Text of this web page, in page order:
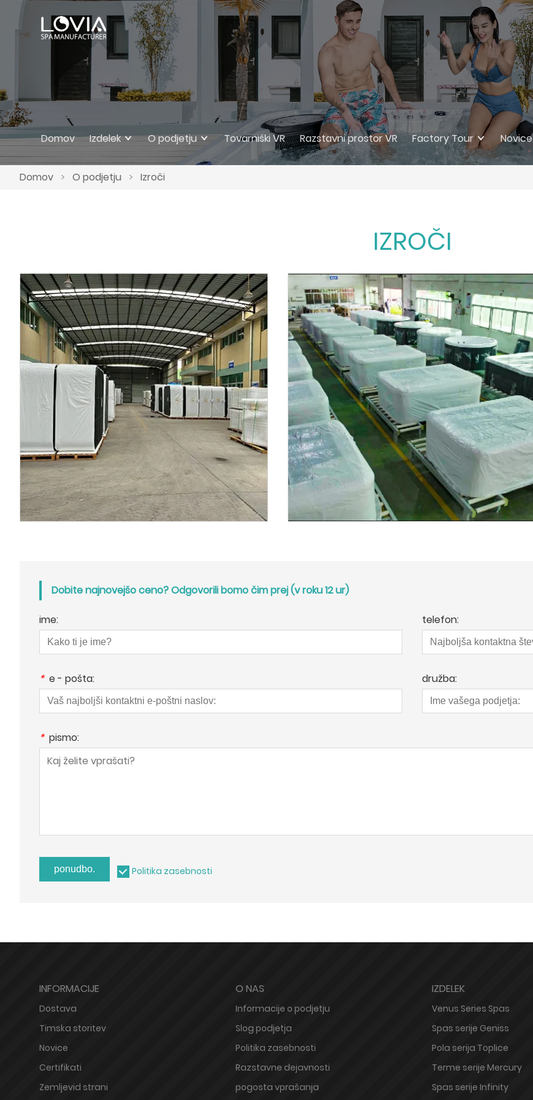
Domov Izdelek O podjetju Tovarniški VR Razstavni prostor VR Factory Tour Novice
Domov > O podjetju > Izroči
IZROČI
Dobite najnovejšo ceno? Odgovorili bomo čim prej (v roku 12 ur)
ime: telefon:
* e - pošta: družba:
* pismo:
ponudbo. Politika zasebnosti
INFORMACIJE
Dostava
Timska storitev
Novice
Certifikati
Zemljevid strani
O NAS
Informacije o podjetju
Slog podjetja
Politika zasebnosti
Razstavne dejavnosti
pogosta vprašanja
IZDELEK
Venus Series Spas
Spas serije Geniss
Pola serija Toplice
Terme serije Mercury
Spas serije Infinity